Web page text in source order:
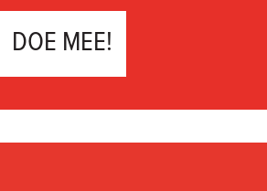
DOE MEE!